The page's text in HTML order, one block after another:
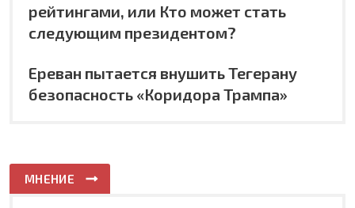
рейтингами, или Кто может стать
следующим президентом?
Ереван пытается внушить Тегерану
безопасность «Коридора Трампа»
МНЕНИЕ